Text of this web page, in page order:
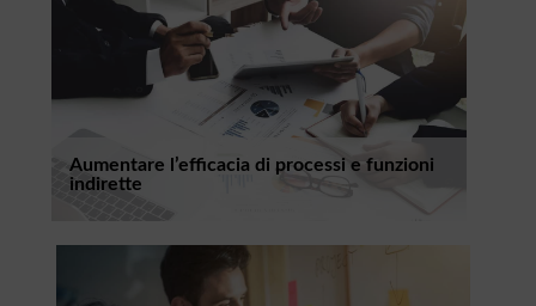
Aumentare l’efficacia di processi e funzioni
indirette